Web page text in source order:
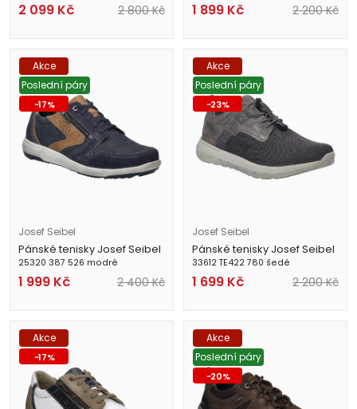
2 099 Kč 2 800Kč 1 899 Kč 2 200Kč
Akce
Poslední páry
-17%
Josef Seibel
Pánské tenisky Josef Seibel
25320 387 526 modré
1 999 Kč 2 400Kč
Akce
Poslední páry
-23%
Josef Seibel
Pánské tenisky Josef Seibel
33612 TE422 780 šedé
1 699 Kč 2 200Kč
Akce
-17%
Akce
Poslední páry
-20%